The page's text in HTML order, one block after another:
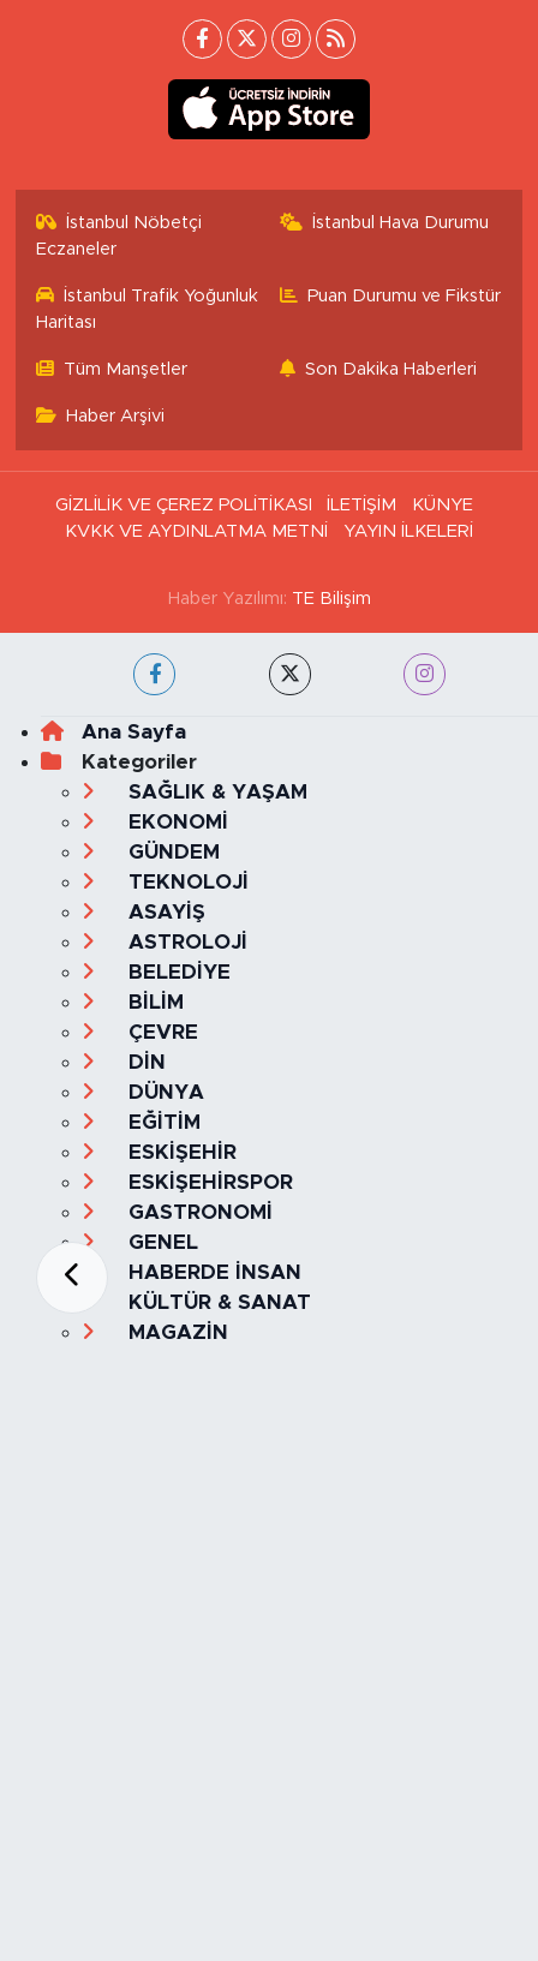
İstanbul Nöbetçi
Eczaneler
İstanbul Hava Durumu
İstanbul Trafik Yoğunluk
Haritası
Puan Durumu ve Fikstür
Tüm Manşetler Son Dakika Haberleri
Haber Arşivi
GİZLİLİK VE ÇEREZ POLİTİKASI İLETİŞİM
KÜNYE
KVKK VE AYDINLATMA METNİ
YAYIN İLKELERİ
Haber Yazılımı: TE Bilişim
Ana Sayfa
Kategoriler
SAĞLIK & YAŞAM
EKONOMİ
GÜNDEM
TEKNOLOJİ
ASAYİŞ
ASTROLOJİ
BELEDİYE
BİLİM
ÇEVRE
DİN
DÜNYA
EĞİTİM
ESKİŞEHİR
ESKİŞEHİRSPOR
GASTRONOMİ
GENEL
HABERDE İNSAN
KÜLTÜR & SANAT
MAGAZİN